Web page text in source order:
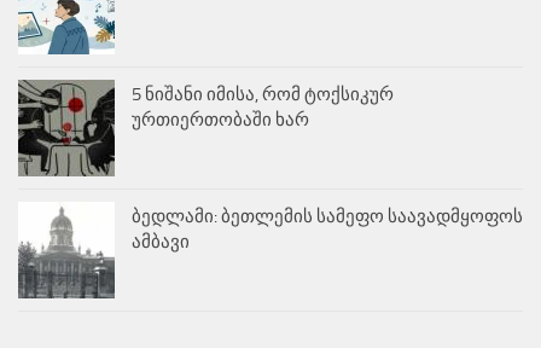
5 ნიშანი იმისა, რომ ტოქსიკურ
ურთიერთობაში ხარ
ბედლამი: ბეთლემის სამეფო საავადმყოფოს
ამბავი